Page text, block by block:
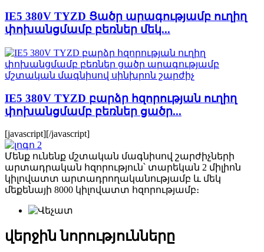
IE5 380V TYZD Ցածր արագությամբ ուղիղ
փոխանցմամբ բեռներ մեկ...
IE5 380V TYZD բարձր հզորության ուղիղ
փոխանցմամբ բեռներ ցածր...
[javascript][/javascript]
Մենք ունենք մշտական ​​մագնիսով շարժիչների
արտադրական հզորություն՝ տարեկան 2 միլիոն
կիլովատտ արտադրողականությամբ և մեկ
մեքենայի 8000 կիլովատտ հզորությամբ։
վերջին նորությունները